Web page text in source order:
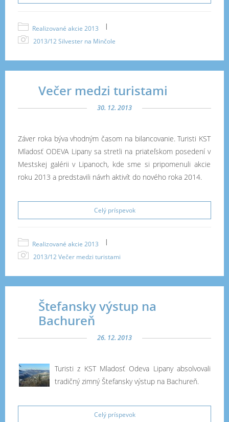
Realizované akcie 2013
|
2013/12 Silvester na Minčole
Večer medzi turistami
30. 12. 2013
Záver roka býva vhodným časom na bilancovanie. Turisti KST
Mladosť ODEVA Lipany sa stretli na priateľskom posedení v
Mestskej galérii v Lipanoch, kde sme si pripomenuli akcie
roku 2013 a predstavili návrh aktivít do nového roka 2014.
Celý príspevok
Realizované akcie 2013
|
2013/12 Večer medzi turistami
Štefansky výstup na
Bachureň
26. 12. 2013
Turisti z KST Mladosť Odeva Lipany absolvovali
tradičný zimný Štefansky výstup na Bachureň.
Celý príspevok